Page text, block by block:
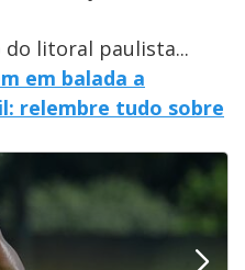
litoral paulista...
em balada a
relembre tudo sobre